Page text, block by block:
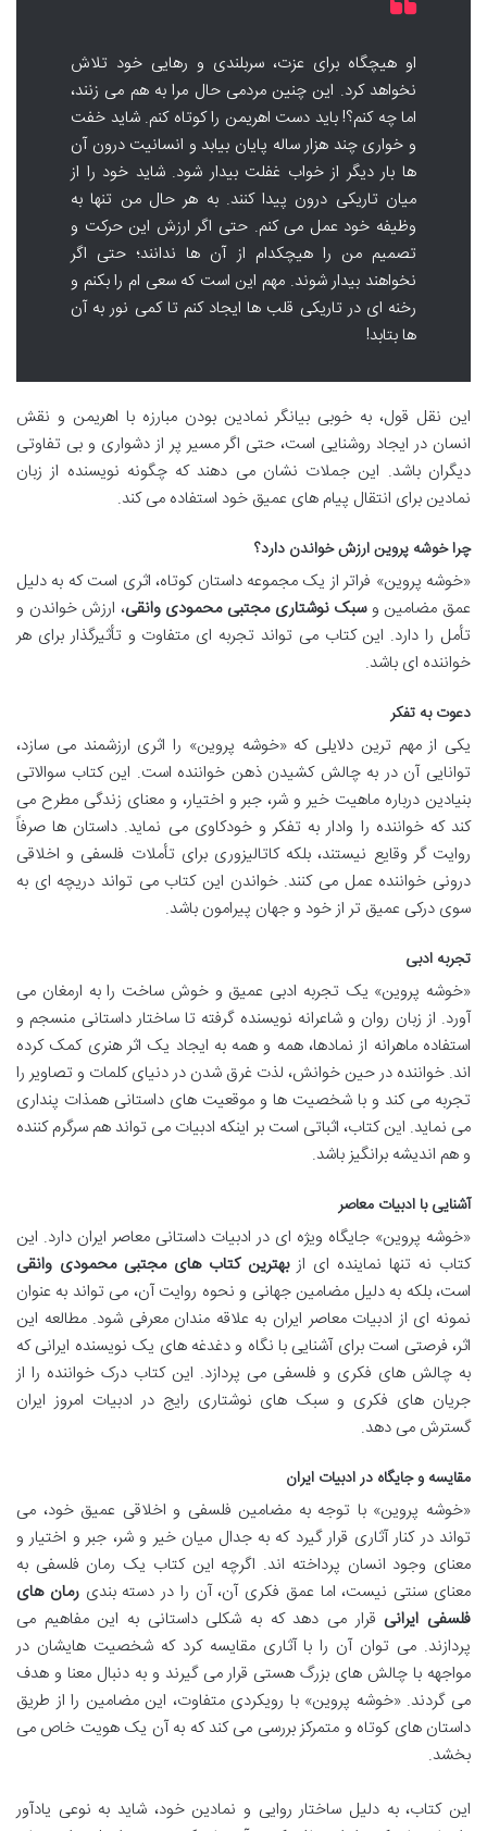
او هیچگاه برای عزت، سربلندی و رهایی خود تلاش
نخواهد کرد. این چنین مردمی حال مرا به هم می زنند،
اما چه کنم؟! باید دست اهریمن را کوتاه کنم. شاید خفت
و خواری چند هزار ساله پایان بیابد و انسانیت درون آن
ها بار دیگر از خواب غفلت بیدار شود. شاید خود را از
میان تاریکی درون پیدا کنند. به هر حال من تنها به
وظیفه خود عمل می کنم. حتی اگر ارزش این حرکت و
تصمیم من را هیچکدام از آن ها ندانند؛ حتی اگر
نخواهند بیدار شوند. مهم این است که سعی ام را بکنم و
رخنه ای در تاریکی قلب ها ایجاد کنم تا کمی نور به آن
ها بتابد!
این نقل قول، به خوبی بیانگر نمادین بودن مبارزه با اهریمن و نقش
انسان در ایجاد روشنایی است، حتی اگر مسیر پر از دشواری و بی تفاوتی
دیگران باشد. این جملات نشان می دهند که چگونه نویسنده از زبان
نمادین برای انتقال پیام های عمیق خود استفاده می کند.
چرا خوشه پروین ارزش خواندن دارد؟
«خوشه پروین» فراتر از یک مجموعه داستان کوتاه، اثری است که به دلیل
عمق مضامین وسبک نوشتاری مجتبی محمودی وانقی، ارزش خواندن و
تأمل را دارد. این کتاب می تواند تجربه ای متفاوت و تأثیرگذار برای هر
خواننده ای باشد.
دعوت به تفکر
یکی از مهم ترین دلایلی که «خوشه پروین» را اثری ارزشمند می سازد،
توانایی آن در به چالش کشیدن ذهن خواننده است. این کتاب سوالاتی
بنیادین درباره ماهیت خیر و شر، جبر و اختیار، و معنای زندگی مطرح می
کند که خواننده را وادار به تفکر و خودکاوی می نماید. داستان ها صرفاً
روایت گر وقایع نیستند، بلکه کاتالیزوری برای تأملات فلسفی و اخلاقی
درونی خواننده عمل می کنند. خواندن این کتاب می تواند دریچه ای به
سوی درکی عمیق تر از خود و جهان پیرامون باشد.
تجربه ادبی
«خوشه پروین» یک تجربه ادبی عمیق و خوش ساخت را به ارمغان می
آورد. از زبان روان و شاعرانه نویسنده گرفته تا ساختار داستانی منسجم و
استفاده ماهرانه از نمادها، همه و همه به ایجاد یک اثر هنری کمک کرده
اند. خواننده در حین خوانش، لذت غرق شدن در دنیای کلمات و تصاویر را
تجربه می کند و با شخصیت ها و موقعیت های داستانی همذات پنداری
می نماید. این کتاب، اثباتی است بر اینکه ادبیات می تواند هم سرگرم کننده
و هم اندیشه برانگیز باشد.
آشنایی با ادبیات معاصر
«خوشه پروین» جایگاه ویژه ای در ادبیات داستانی معاصر ایران دارد. این
کتاب نه تنها نماینده ای ازبهترین کتاب های مجتبی محمودی وانقی
است، بلکه به دلیل مضامین جهانی و نحوه روایت آن، می تواند به عنوان
نمونه ای از ادبیات معاصر ایران به علاقه مندان معرفی شود. مطالعه این
اثر، فرصتی است برای آشنایی با نگاه و دغدغه های یک نویسنده ایرانی که
به چالش های فکری و فلسفی می پردازد. این کتاب درک خواننده را از
جریان های فکری و سبک های نوشتاری رایج در ادبیات امروز ایران
گسترش می دهد.
مقایسه و جایگاه در ادبیات ایران
«خوشه پروین» با توجه به مضامین فلسفی و اخلاقی عمیق خود، می
تواند در کنار آثاری قرار گیرد که به جدال میان خیر و شر، جبر و اختیار و
معنای وجود انسان پرداخته اند. اگرچه این کتاب یک رمان فلسفی به
معنای سنتی نیست، اما عمق فکری آن، آن را در دسته بندیرمان های
فلسفی ایرانی قرار می دهد که به شکلی داستانی به این مفاهیم می
پردازند. می توان آن را با آثاری مقایسه کرد که شخصیت هایشان در
مواجهه با چالش های بزرگ هستی قرار می گیرند و به دنبال معنا و هدف
می گردند. «خوشه پروین» با رویکردی متفاوت، این مضامین را از طریق
داستان های کوتاه و متمرکز بررسی می کند که به آن یک هویت خاص می
بخشد.
این کتاب، به دلیل ساختار روایی و نمادین خود، شاید به نوعی یادآور